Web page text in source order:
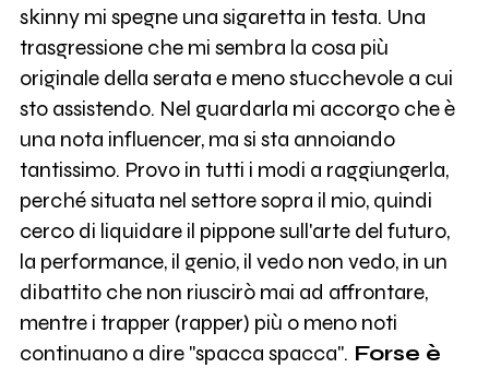
skinny mi spegne una sigaretta in testa. Una
trasgressione che mi sembra la cosa più
originale della serata e meno stucchevole a cui
sto assistendo. Nel guardarla mi accorgo che è
una nota influencer, ma si sta annoiando
tantissimo. Provo in tutti i modi a raggiungerla,
perché situata nel settore sopra il mio, quindi
cerco di liquidare il pippone sull'arte del futuro,
la performance, il genio, il vedo non vedo, in un
dibattito che non riuscirò mai ad affrontare,
mentre i trapper (rapper) più o meno noti
continuano a dire "spacca spacca". Forse è